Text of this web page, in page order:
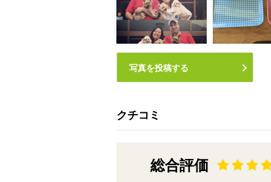
写真を投稿する
クチコミ
総合評価